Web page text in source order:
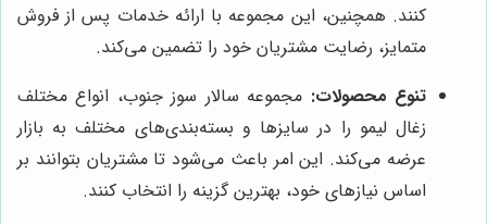
کنند. همچنین، این مجموعه با ارائه خدمات پس از فروش
متمایز، رضایت مشتریان خود را تضمین می‌کند.
تنوع محصولات: مجموعه سالار سوز جنوب، انواع مختلف
زغال لیمو را در سایزها و بسته‌بندی‌های مختلف به بازار
عرضه می‌کند. این امر باعث می‌شود تا مشتریان بتوانند بر
اساس نیازهای خود، بهترین گزینه را انتخاب کنند.